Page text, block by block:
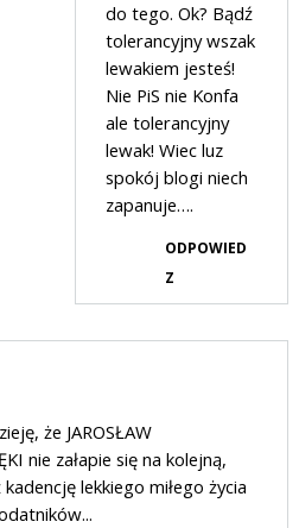
do tego. Ok? Bądź
tolerancyjny wszak
lewakiem jesteś!
Nie PiS nie Konfa
ale tolerancyjny
lewak! Wiec luz
spokój blogi niech
zapanuje….
ODPOWIED
Z
że JAROSŁAW
nie załapie się na kolejną,
lekkiego miłego życia